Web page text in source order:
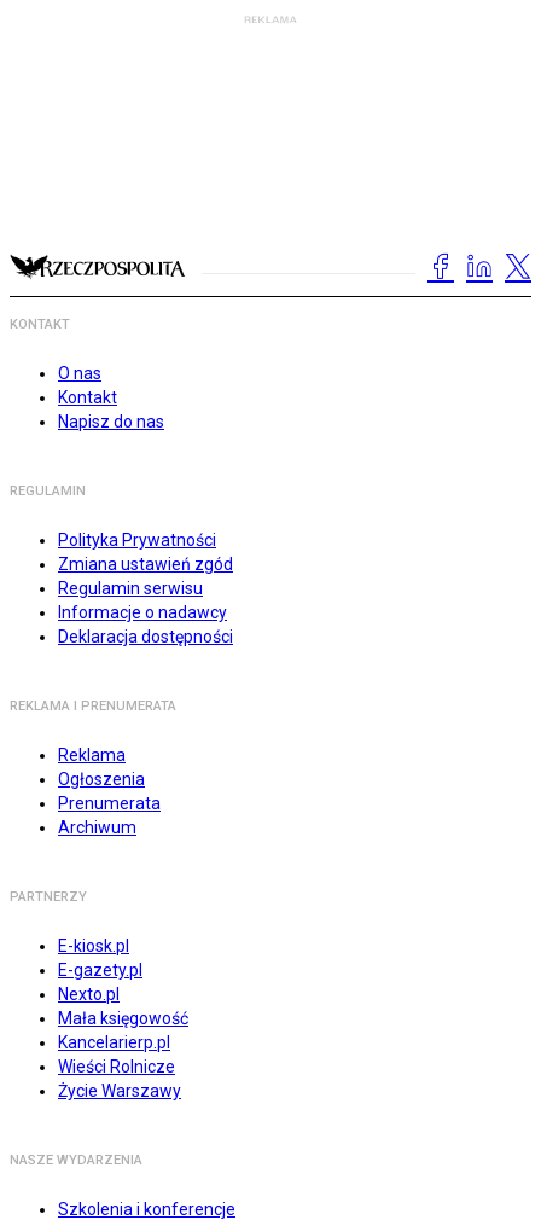
KONTAKT
O nas
Kontakt
Napisz do nas
REGULAMIN
Polityka Prywatności
Zmiana ustawień zgód
Regulamin serwisu
Informacje o nadawcy
Deklaracja dostępności
REKLAMA I PRENUMERATA
Reklama
Ogłoszenia
Prenumerata
Archiwum
PARTNERZY
E-kiosk.pl
E-gazety.pl
Nexto.pl
Mała księgowość
Kancelarierp.pl
Wieści Rolnicze
Życie Warszawy
NASZE WYDARZENIA
Szkolenia i konferencje